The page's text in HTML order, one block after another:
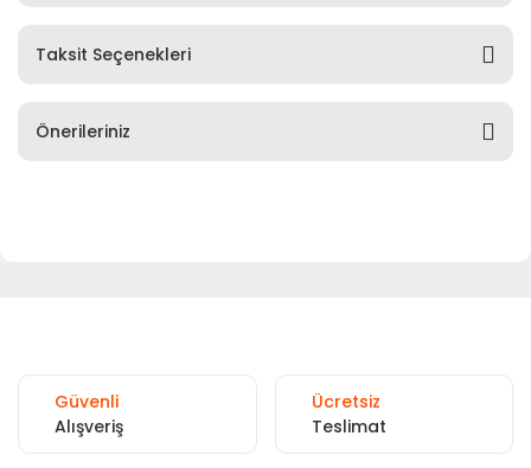
Taksit Seçenekleri
Önerileriniz
Güvenli
Alışveriş
Ücretsiz
Teslimat